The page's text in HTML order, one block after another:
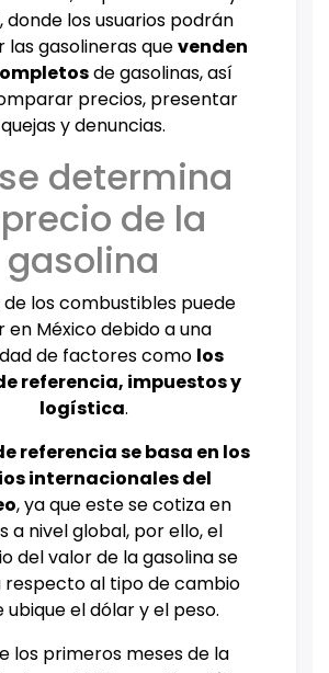
donde los usuarios podrán
las gasolineras quevenden
de gasolinas, así
precios, presentar
quejas y denuncias.
determina
de la
gasolina
de los combustibles puede
en México debido a una
de factores como los
referencia, impuestos y
logística.
referencia se basa en los
internacionales del
, ya que este se cotiza en
a nivel global, por ello, el
del valor de la gasolina se
respecto al tipo de cambio
ubique el dólar y el peso.
los primeros meses de la